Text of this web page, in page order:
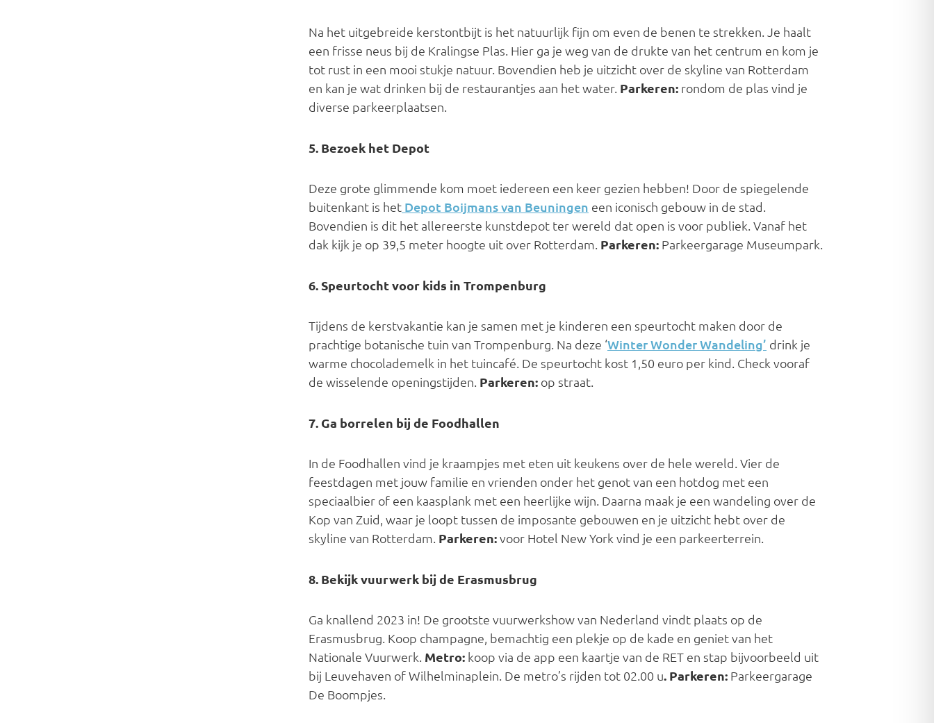
Na het uitgebreide kerstontbijt is het natuurlijk fijn om even de benen te strekken. Je haalt
een frisse neus bij de Kralingse Plas. Hier ga je weg van de drukte van het centrum en kom je
tot rust in een mooi stukje natuur. Bovendien heb je uitzicht over de skyline van Rotterdam
en kan je wat drinken bij de restaurantjes aan het water. Parkeren: rondom de plas vind je
diverse parkeerplaatsen.
5. Bezoek het Depot
Deze grote glimmende kom moet iedereen een keer gezien hebben! Door de spiegelende
buitenkant is het Depot Boijmans van Beuningen een iconisch gebouw in de stad.
Bovendien is dit het allereerste kunstdepot ter wereld dat open is voor publiek. Vanaf het
dak kijk je op 39,5 meter hoogte uit over Rotterdam. Parkeren: Parkeergarage Museumpark.
6. Speurtocht voor kids in Trompenburg
Tijdens de kerstvakantie kan je samen met je kinderen een speurtocht maken door de
prachtige botanische tuin van Trompenburg. Na deze ‘Winter Wonder Wandeling’ drink je
warme chocolademelk in het tuincafé. De speurtocht kost 1,50 euro per kind. Check vooraf
de wisselende openingstijden. Parkeren: op straat.
7. Ga borrelen bij de Foodhallen
In de Foodhallen vind je kraampjes met eten uit keukens over de hele wereld. Vier de
feestdagen met jouw familie en vrienden onder het genot van een hotdog met een
speciaalbier of een kaasplank met een heerlijke wijn. Daarna maak je een wandeling over de
Kop van Zuid, waar je loopt tussen de imposante gebouwen en je uitzicht hebt over de
skyline van Rotterdam. Parkeren:voor Hotel New York vind je een parkeerterrein.
8. Bekijk vuurwerk bij de Erasmusbrug
Ga knallend 2023 in! De grootste vuurwerkshow van Nederland vindt plaats op de
Erasmusbrug. Koop champagne, bemachtig een plekje op de kade en geniet van het
Nationale Vuurwerk. Metro: koop via de app een kaartje van de RET en stap bijvoorbeeld uit
bij Leuvehaven of Wilhelminaplein. De metro’s rijden tot 02.00 u. Parkeren: Parkeergarage
De Boompjes.